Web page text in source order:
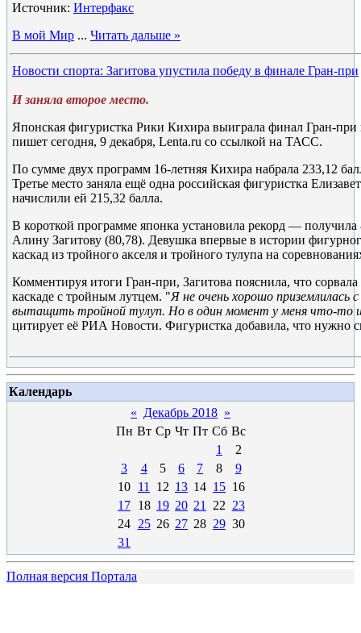
Источник: Интерфакс
В мой Мир ... Читать дальше »
Новости спорта: Загитова упустила победу в финале Гран-при
И заняла второе место.
Японская фигуристка Рики Кихира выиграла финал Гран-при
пишет сегодня, 9 декабря, Lenta.ru со ссылкой на ТАСС.
По сумме двух программ 16-летняя Кихира набрала 233,12
Третье место заняла ещё одна российская фигуристка
начислили ей 215,32 балла.
В короткой программе японка установила рекорд — получила
Алину Загитову (80,78). Девушка впервые в истории
каскад из тройного акселя и тройного тулупа на
Комментируя итоги Гран-при, Загитова пояснила, что
каскаде с тройным лутцем. "Я не очень хорошо приземлилась
вытащить тройной тулуп. Но в один момент у меня что-то
цитирует её РИА Новости. Фигуристка добавила, что нужно
Календарь
« Декабрь 2018 »
Пн Вт Ср Чт Пт Сб Вс
1
2
3
4 5 6 7 8
9
10 11 12 13 14 15 16
17 18 19 20 21 22 23
24 25 26 27 28 29 30
31
Полная версия Портала